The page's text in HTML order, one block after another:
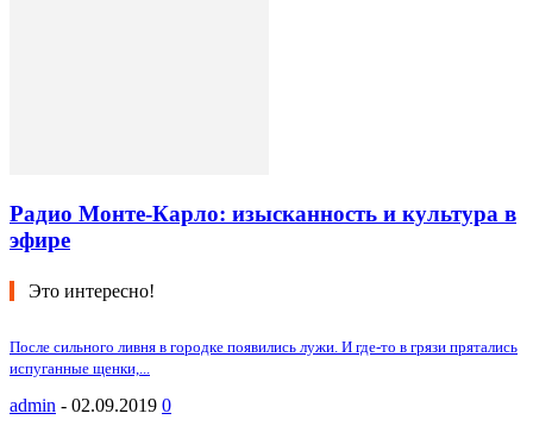
Радио Монте-Карло: изысканность и культура в
эфире
Это интересно!
После сильного ливня в городке появились лужи. И где-то в грязи прятались
испуганные щенки,...
admin - 02.09.2019 0